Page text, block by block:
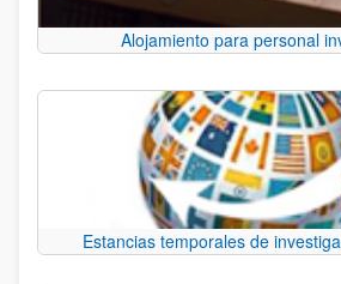
Alojamiento para personal
Estancias temporales de